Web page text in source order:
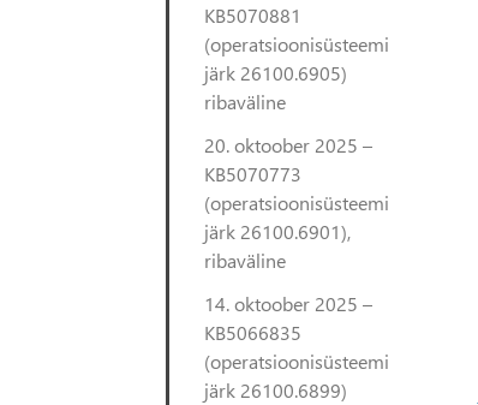
KB5070881
(operatsioonisüsteemi
järk 26100.6905)
ribaväline
20. oktoober 2025 –
KB5070773
(operatsioonisüsteemi
järk 26100.6901),
ribaväline
14. oktoober 2025 –
KB5066835
(operatsioonisüsteemi
järk 26100.6899)